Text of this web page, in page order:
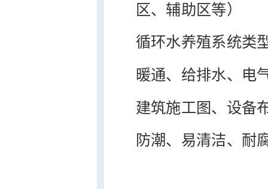
区、辅助区等）
循环水养殖系统类
暖通、给排水、电
建筑施工图、设备
防潮、易清洁、耐